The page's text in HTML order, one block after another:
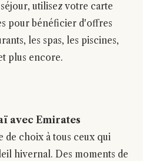
utilisez votre carte
pour bénéficier d'offres
les spas, les piscines,
plus encore.
avec Emirates
de choix à tous ceux qui
hivernal. Des moments de